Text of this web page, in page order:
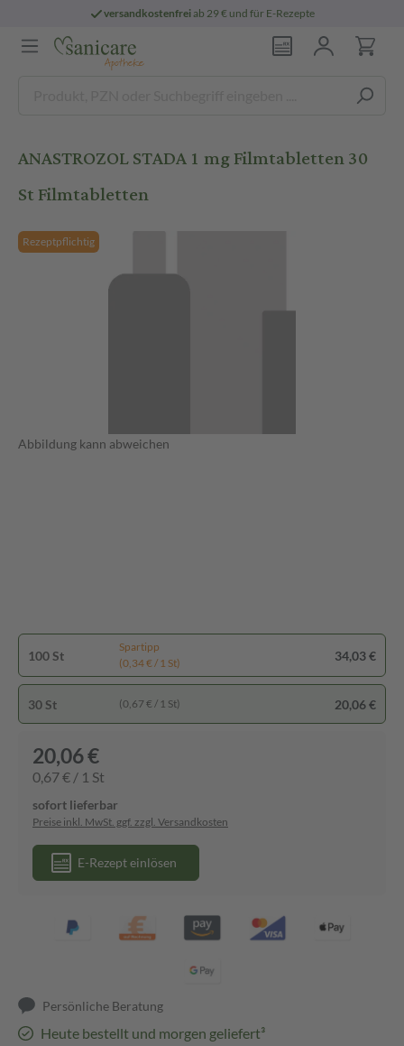
versandkostenfreiab 29 € und für E-Rezepte
ANASTROZOL STADA 1 mg Filmtabletten 30
St Filmtabletten
Rezeptpflichtig
Abbildung kann abweichen
100 St
Spartipp
(0,34 € / 1 St)
34,03 €
30 St (0,67 € / 1 St) 20,06 €
20,06 €
0,67 € / 1 St
sofort lieferbar
Preise inkl. MwSt. ggf. zzgl. Versandkosten
E-Rezept einlösen
Persönliche Beratung
Heute bestellt und morgen geliefert³